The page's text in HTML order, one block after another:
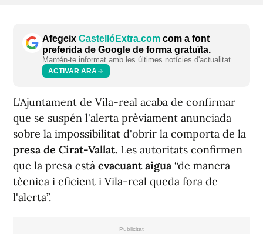
Afegeix CastellóExtra.com com a font
preferida de Google de forma gratuïta.
Mantén-te informat amb les últimes notícies d'actualitat.
ACTIVAR ARA
L'Ajuntament de Vila-real acaba de confirmar
que se suspén l'alerta prèviament anunciada
sobre la impossibilitat d'obrir la comporta de la
presa de Cirat-Vallat. Les autoritats confirmen
que la presa està evacuant aigua “de manera
tècnica i eficient i Vila-real queda fora de
l'alerta”.